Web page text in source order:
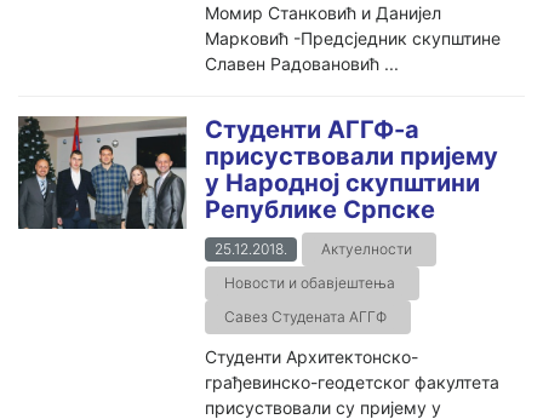
Момир Станковић и Данијел
Марковић -Предсједник скупштине
Славен Радовановић ...
Студенти АГГФ-а
присуствовали пријему
у Народној скупштини
Републике Српске
25.12.2018.
Актуелности
Новости и обавјештења
Савез Студената АГГФ
Студенти Архитектонско-
грађевинско-геодетског факултета
присуствовали су пријему у